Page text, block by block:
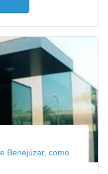
Benejúzar, como